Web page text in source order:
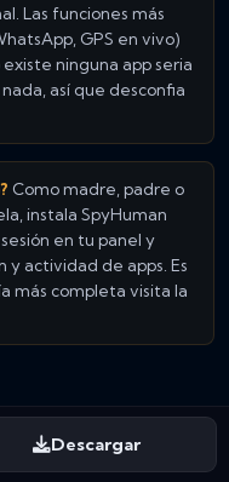
Las funciones más
GPS en vivo)
ninguna app seria
así que desconfia
Como madre, padre o
instala SpyHuman
en tu panel y
y actividad de apps. Es
más completa visita la
Descargar